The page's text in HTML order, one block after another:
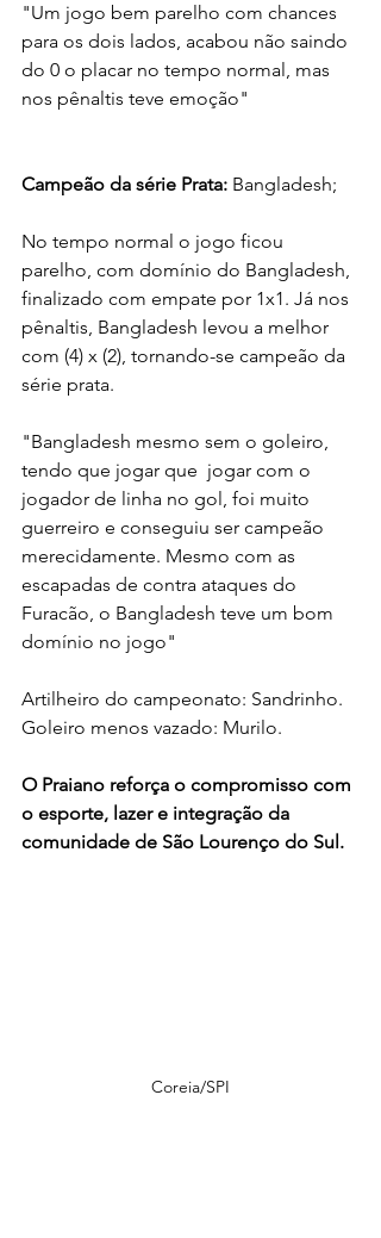
"Um jogo bem parelho com chances
para os dois lados, acabou não saindo
do 0 o placar no tempo normal, mas
nos pênaltis teve emoção"
Campeão da série Prata: Bangladesh;
No tempo normal o jogo ficou
parelho, com domínio do Bangladesh,
finalizado com empate por 1x1. Já nos
pênaltis, Bangladesh levou a melhor
com (4) x (2), tornando-se campeão da
série prata.
"Bangladesh mesmo sem o goleiro,
tendo que jogar que  jogar com o
jogador de linha no gol, foi muito
guerreiro e conseguiu ser campeão
merecidamente. Mesmo com as
escapadas de contra ataques do
Furacão, o Bangladesh teve um bom
domínio no jogo"
Artilheiro do campeonato: Sandrinho.
Goleiro menos vazado: Murilo.
O Praiano reforça o compromisso com
o esporte, lazer e integração da
comunidade de São Lourenço do Sul.
Coreia/SPI